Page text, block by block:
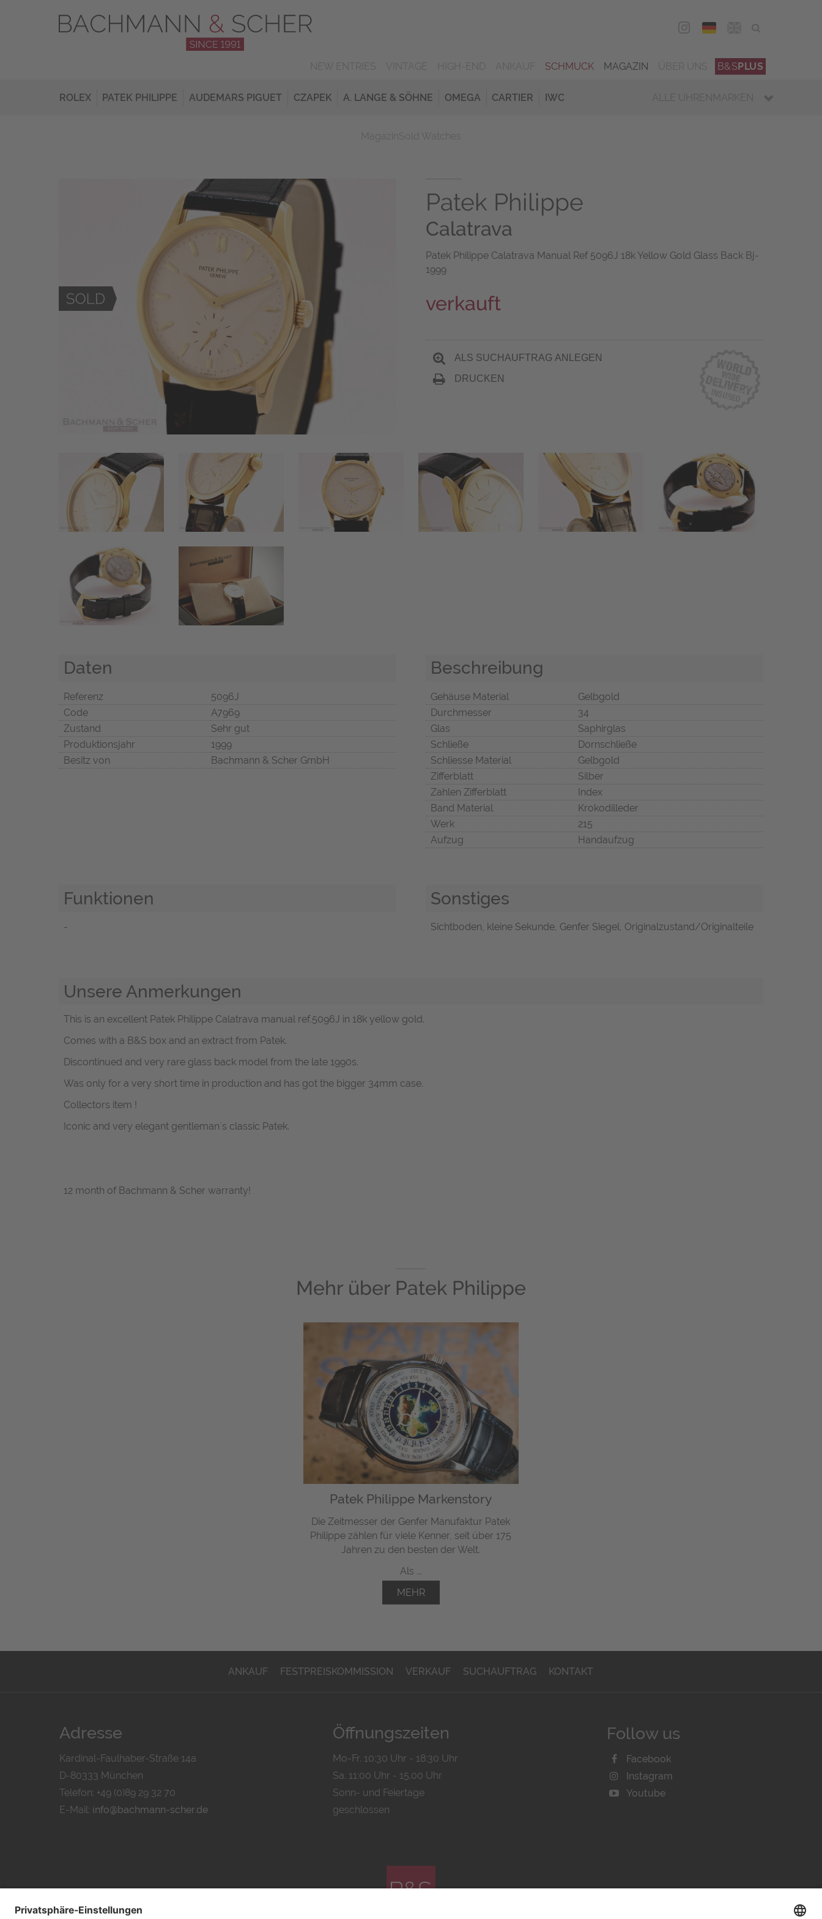
DEU
SCHMUCK MAGAZIN B&SPLUS
ROLEX PATEK PHILIPPE AUDEMARS PIGUET CZAPEK A. LANGE & SÖHNE OMEGA CARTIER IWC ALLE UHRENMARKEN
Patek Philippe
Calatrava
Patek Philippe Calatrava Manual Ref 5096J 18k Yellow Gold Glass Back Bj-
1999
verkauft
ALS SUCHAUFTRAG ANLEGEN
DRUCKEN
Daten
Referenz
5096J
Code
A7969
Zustand
Sehr gut
Produktionsjahr
1999
Besitz von
Bachmann & Scher GmbH
Beschreibung
Gehäuse Material
Gelbgold
Durchmesser
34
Glas
Saphirglas
Schließe
Dornschließe
Schliesse Material
Gelbgold
Zifferblatt
Silber
Zahlen Zifferblatt
Index
Band Material
Krokodilleder
Werk
215
Aufzug
Handaufzug
Funktionen
-
Sonstiges
Sichtboden, kleine Sekunde, Genfer Siegel, Originalzustand/Originalteile
Unsere Anmerkungen
This is an excellent Patek Philippe Calatrava manual ref.5096J in 18k yellow gold.
Comes with a B&S box and an extract from Patek.
Discontinued and very rare glass back model from the late 1990s.
Was only for a very short time in production and has got the bigger 34mm case.
Collectors item !
Iconic and very elegant gentleman´s classic Patek.
12 month of Bachmann & Scher warranty!
Mehr über Patek Philippe
Patek Philippe Markenstory
Die Zeitmesser der Genfer Manufaktur Patek
Philippe zählen für viele Kenner, seit über 175
Jahren zu den besten der Welt.
Als ...
MEHR
ANKAUF FESTPREISKOMMISSION VERKAUF SUCHAUFTRAG KONTAKT
Adresse
Kardinal-Faulhaber-Straße 14a
D-80333 München
Telefon: +49 (0)89 29 32 70
E-Mail: info@bachmann-scher.de
Öffnungszeiten
Mo-Fr. 10:30 Uhr - 18:30 Uhr
Sa. 11:00 Uhr - 15.00 Uhr
Sonn- und Feiertage
geschlossen
Follow us
Facebook
Instagram
Youtube